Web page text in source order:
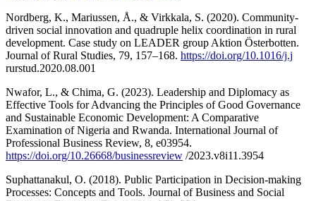
Nordberg, K., Mariussen, Å., & Virkkala, S. (2020). Community-
driven social innovation and quadruple helix coordination in rural
development. Case study on LEADER group Aktion Österbotten.
Journal of Rural Studies, 79, 157–168. https://doi.org/10.1016/j.j
rurstud.2020.08.001
Nwafor, L., & Chima, G. (2023). Leadership and Diplomacy as
Effective Tools for Advancing the Principles of Good Governance
and Sustainable Economic Development: A Comparative
Examination of Nigeria and Rwanda. International Journal of
Professional Business Review, 8, e03954.
https://doi.org/10.26668/businessreview /2023.v8i11.3954
Suphattanakul, O. (2018). Public Participation in Decision-making
Processes: Concepts and Tools. Journal of Business and Social